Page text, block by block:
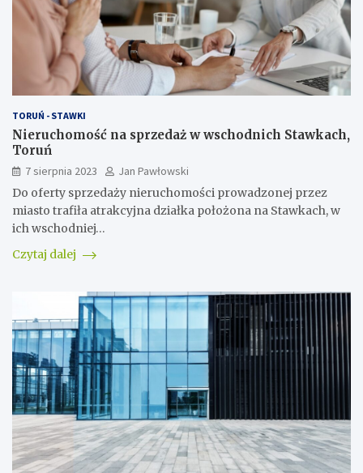
TORUŃ - STAWKI
Nieruchomość na sprzedaż w wschodnich Stawkach,
Toruń
7 sierpnia 2023
Jan Pawłowski
Do oferty sprzedaży nieruchomości prowadzonej przez
miasto trafiła atrakcyjna działka położona na Stawkach, w
ich wschodniej…
Czytaj dalej